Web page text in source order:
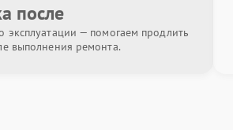
после
эксплуатации — помогаем продлить
выполнения ремонта.